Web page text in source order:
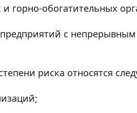
горно-обогатительных
с
риска относятся